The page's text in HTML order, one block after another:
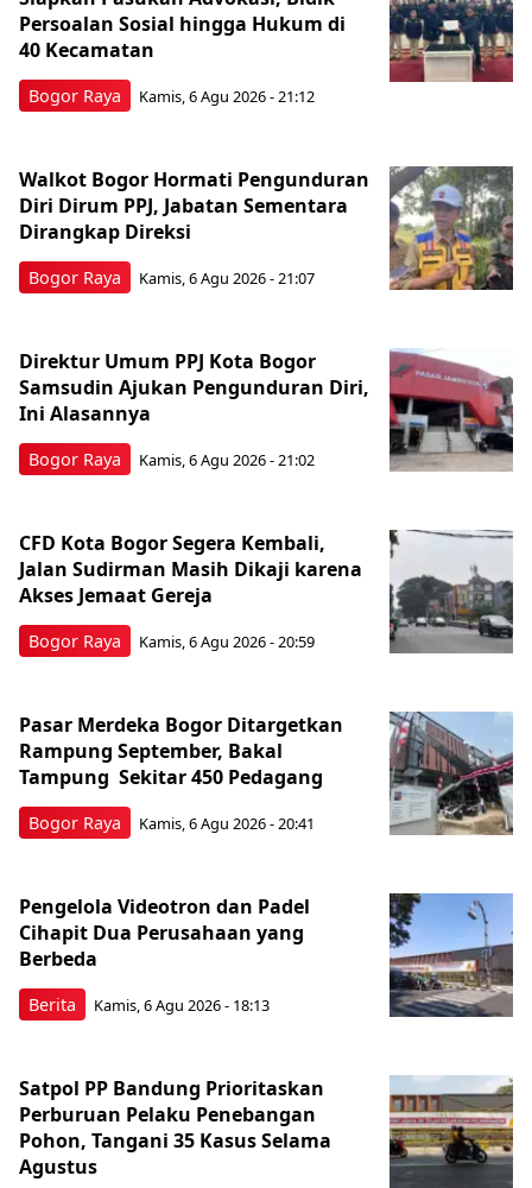
Bogor Raya
Persoalan Sosial hingga Hukum di
40 Kecamatan
Kamis, 6 Agu 2026 - 21:12
Bogor Raya
Walkot Bogor Hormati Pengunduran
Diri Dirum PPJ, Jabatan Sementara
Dirangkap Direksi
Kamis, 6 Agu 2026 - 21:07
Bogor Raya
Direktur Umum PPJ Kota Bogor
Samsudin Ajukan Pengunduran Diri,
Ini Alasannya
Kamis, 6 Agu 2026 - 21:02
Bogor Raya
CFD Kota Bogor Segera Kembali,
Jalan Sudirman Masih Dikaji karena
Akses Jemaat Gereja
Kamis, 6 Agu 2026 - 20:59
Bogor Raya
Pasar Merdeka Bogor Ditargetkan
Rampung September, Bakal
Tampung Sekitar 450 Pedagang
Kamis, 6 Agu 2026 - 20:41
Berita
Pengelola Videotron dan Padel
Cihapit Dua Perusahaan yang
Berbeda
Kamis, 6 Agu 2026 - 18:13
Satpol PP Bandung Prioritaskan
Perburuan Pelaku Penebangan
Pohon, Tangani 35 Kasus Selama
Agustus